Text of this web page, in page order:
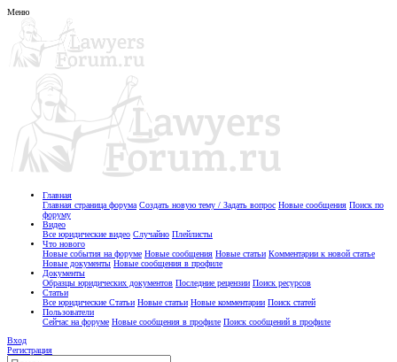
Меню
Главная
Главная страница форума Создать новую тему / Задать вопрос Новые сообщения Поиск по
форуму
Видео
Все юридические видео Случайно Плейлисты
Что нового
Новые события на форуме Новые сообщения Новые статьи Комментарии к новой статье
Новые документы Новые сообщения в профиле
Документы
Образцы юридических документов Последние рецензии Поиск ресурсов
Статьи
Все юридические Статьи Новые статьи Новые комментарии Поиск статей
Пользователи
Сейчас на форуме Новые сообщения в профиле Поиск сообщений в профиле
Вход
Регистрация